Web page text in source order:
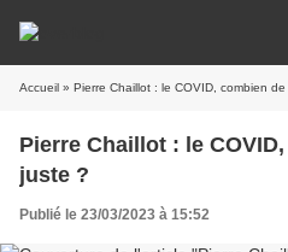
Accueil » Pierre Chaillot : le COVID, combien
Pierre Chaillot : le
juste ?
Publié le 23/03/2023 à 15:52